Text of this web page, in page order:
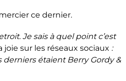
ce dernier.
Je sais à quel point c’est
joie sur les réseaux sociaux :
derniers étaient Berry Gordy &